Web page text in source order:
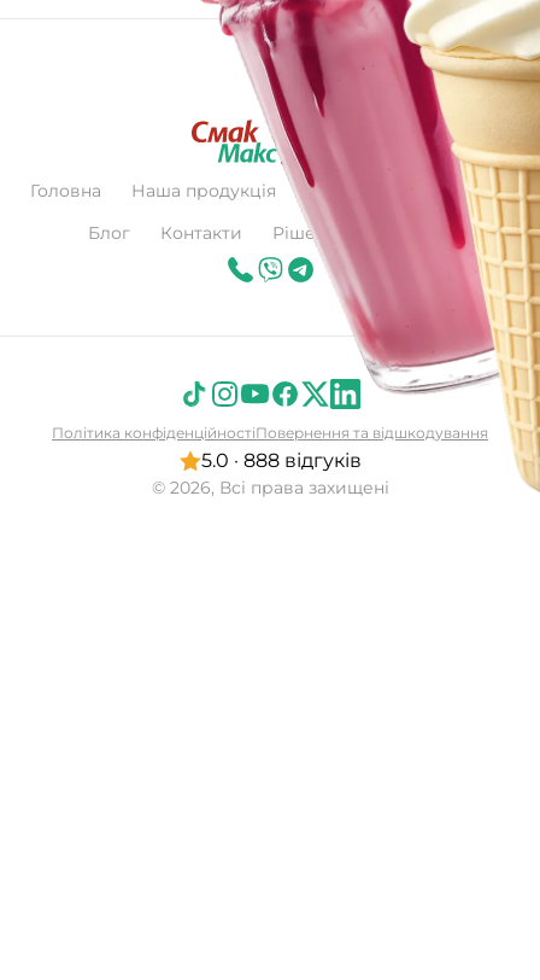
Головна Наша продукція Про нас
Сертифікат
Блог
Контакти Рішення для бізнесу
© 2026, Всі права захищені
5.0 · 888 відгуків
Політика конфіденційностіПовернення та відшкодування